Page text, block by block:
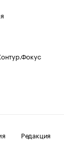
Редакция